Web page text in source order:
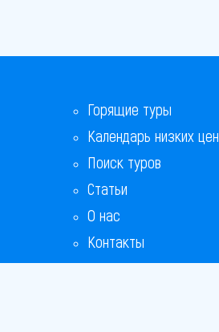
Горящие туры
Календарь низких цен
Поиск туров
Статьи
О нас
Контакты
Бонусная программа